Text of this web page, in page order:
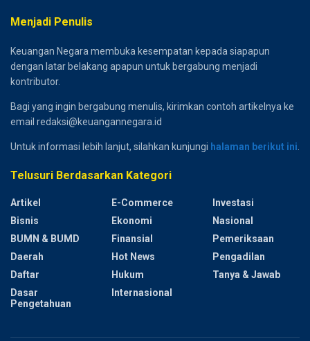
Menjadi Penulis
Keuangan Negara membuka kesempatan kepada siapapun
dengan latar belakang apapun untuk bergabung menjadi
kontributor.
Bagi yang ingin bergabung menulis, kirimkan contoh artikelnya ke
email redaksi@keuangannegara.id
Untuk informasi lebih lanjut, silahkan kunjungi halaman berikut ini
Telusuri Berdasarkan Kategori
Artikel
Bisnis
BUMN & BUMD
Daerah
Daftar
Dasar
Pengetahuan
E-Commerce
Ekonomi
Finansial
Hot News
Hukum
Internasional
Investasi
Nasional
Pemeriksaan
Pengadilan
Tanya & Jawab